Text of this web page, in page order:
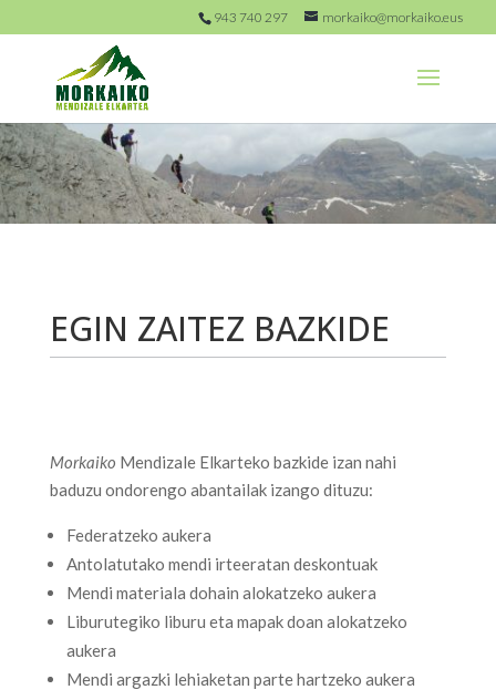
943 740 297 morkaiko@morkaiko.eus
EGIN ZAITEZ BAZKIDE
Morkaiko Mendizale Elkarteko bazkide izan nahi
baduzu ondorengo abantailak izango dituzu:
Federatzeko aukera
Antolatutako mendi irteeratan deskontuak
Mendi materiala dohain alokatzeko aukera
Liburutegiko liburu eta mapak doan alokatzeko
aukera
Mendi argazki lehiaketan parte hartzeko aukera